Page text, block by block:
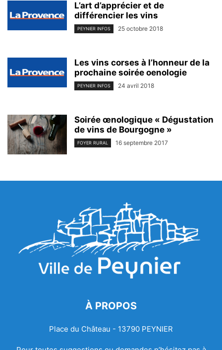
L’art d’apprécier et de
différencier les vins
PEYNIER INFOS 25 octobre 2018
Les vins corses à l’honneur de la
prochaine soirée oenologie
PEYNIER INFOS 24 avril 2018
Soirée œnologique « Dégustation
de vins de Bourgogne »
FOYER RURAL 16 septembre 2017
À PROPOS
Place du Château - 13790 PEYNIER